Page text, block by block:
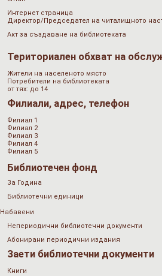
Интернет страница
Директор/Председател на читалищното
Акт за създаване на библиотеката
Териториален обхват на
Жители на населеното място
Потребители на библиотеката
от тях: до 14
Филиали, адрес, телефон
Филиал 1
Филиал 2
Филиал 3
Филиал 4
Филиал 5
Библиотечен фонд
За Година
Библиотечни единици
Набавени
Непериодични библиотечни документи
Абонирани периодични издания
Заети библиотечни документи
Книги